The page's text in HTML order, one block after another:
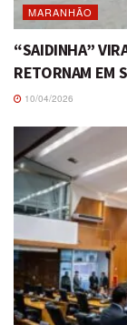
MARANHÃO
“SAIDINHA”
RETORNAM EM
10/04/2026